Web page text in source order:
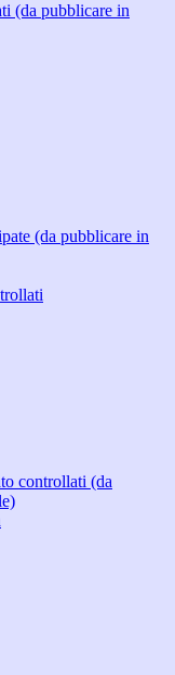
(da pubblicare in
(da pubblicare in
controllati (da